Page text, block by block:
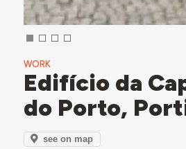
WORK
Edifício da
do Porto,
see on map